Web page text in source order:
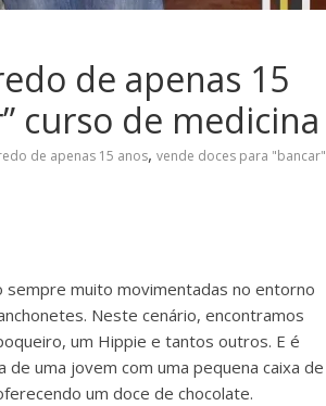
de apenas 15
curso de medicina
de apenas 15 anos, vende doces para "bancar"
sempre muito movimentadas no entorno
Neste cenário, encontramos
um Hippie e tantos outros. E é
uma jovem com uma pequena caixa de
um doce de chocolate.